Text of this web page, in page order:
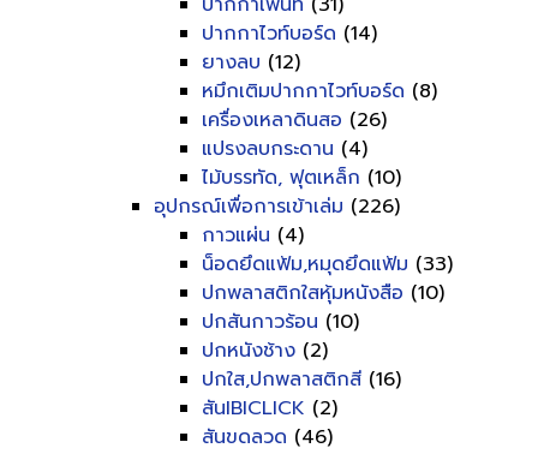
ปากกาไวท์บอร์ด (14)
ยางลบ (12)
หมึกเติมปากกาไวท์บอร์ด (8)
เครื่องเหลาดินสอ (26)
แปรงลบกระดาน (4)
ไม้บรรทัด, ฟุตเหล็ก (10)
อุปกรณ์เพื่อการเข้าเล่ม (226)
กาวแผ่น (4)
น็อดยึดแฟ้ม,หมุดยึดแฟ้ม (33)
ปกพลาสติกใสหุ้มหนังสือ (10)
ปกสันกาวร้อน (10)
ปกหนังช้าง (2)
ปกใส,ปกพลาสติกสี (16)
สันIBICLICK (2)
สันขดลวด (46)